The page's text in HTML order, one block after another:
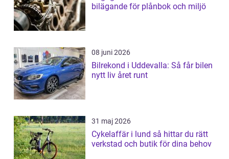
bilägande för plånbok och miljö
08 juni 2026
Bilrekond i Uddevalla: Så får bilen
nytt liv året runt
31 maj 2026
Cykelaffär i lund så hittar du rätt
verkstad och butik för dina behov